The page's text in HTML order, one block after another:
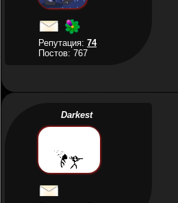
Репутация:74
Постов: 767
Darkest